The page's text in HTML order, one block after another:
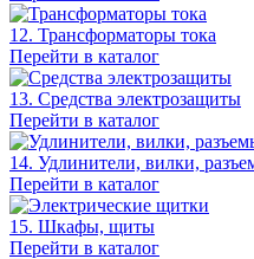
12. Трансформаторы тока
Перейти в каталог
13. Средства электрозащиты
Перейти в каталог
14. Удлинители, вилки,
Перейти в каталог
15. Шкафы, щиты
Перейти в каталог